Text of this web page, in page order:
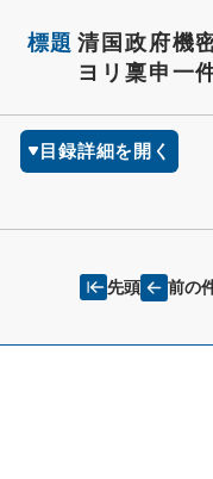
標題 清国政府機
ヨリ稟申一
目録詳細を開く
先頭 前の